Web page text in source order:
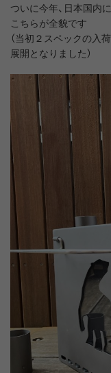
ついに今年、日本国内
こちらが全貌です
（当初２スペックの入
展開となりました）